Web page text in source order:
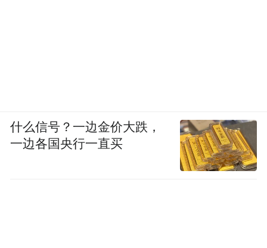
什么信号？一边金价大跌，
一边各国央行一直买